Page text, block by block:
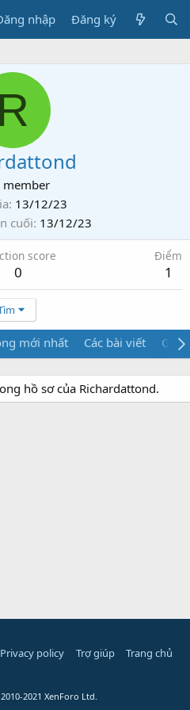
nhập Đăng ký
R
member
13/12/23
cuối 13/12/23
score
0
Điểm
1
mới nhất Các bài viết Giới
hồ sơ của Richardattond.
Privacy policy Trợ giúp Trang chủ
2021 XenForo Ltd.